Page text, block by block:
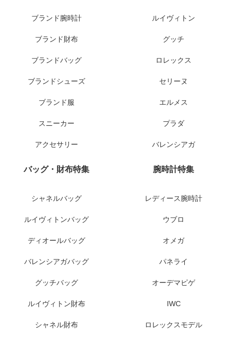
ブランド腕時計
ブランド財布
ブランドバッグ
ブランドシューズ
ブランド服
スニーカー
アクセサリー
ルイヴィトン
グッチ
ロレックス
セリーヌ
エルメス
プラダ
バレンシアガ
バッグ・財布特集
シャネルバッグ
ルイヴィトンバッグ
ディオールバッグ
バレンシアガバッグ
グッチバッグ
ルイヴィトン財布
シャネル財布
腕時計特集
レディース腕時計
ウブロ
オメガ
パネライ
オーデマピゲ
IWC
ロレックスモデル